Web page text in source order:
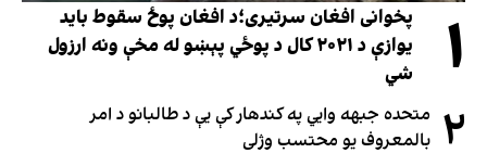
۱
پخوانی افغان سرتیری؛د افغان پوځ سقوط باید
یوازې د ۲۰۲۱ کال د پوځي پېښو له مخې ونه ارزول
شي
۲ متحده جبهه وايي په کندهار کې یې د طالبانو د امر
بالمعروف یو محتسب وژلی